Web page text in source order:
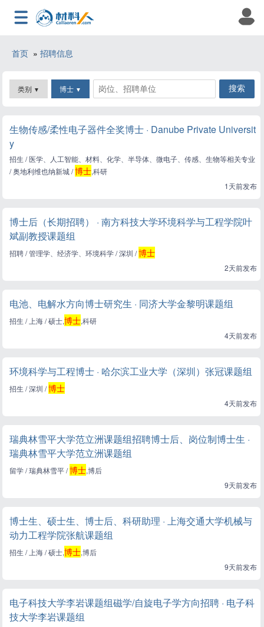
首页 » 招聘信息
类别 ▼ 博士 ▼
生物传感/柔性电子器件全奖博士 · Danube Private Universit
y
招生 / 医学、人工智能、材料、化学、半导体、微电子、传感、生物等相关专业
/ 奥地利维也纳新城 /博士,科研
1天前发布
博士后（长期招聘） · 南方科技大学环境科学与工程学院叶
斌副教授课题组
招聘 / 管理学、经济学、环境科学 / 深圳 /博士
2天前发布
电池、电解水方向博士研究生 · 同济大学金黎明课题组
招生 / 上海 / 硕士,博士,科研
4天前发布
环境科学与工程博士 · 哈尔滨工业大学（深圳）张冠课题组
招生 / 深圳 /博士
4天前发布
瑞典林雪平大学范立洲课题组招聘博士后、岗位制博士生 ·
瑞典林雪平大学范立洲课题组
留学 / 瑞典林雪平 /博士,博后
9天前发布
博士生、硕士生、博士后、科研助理 · 上海交通大学机械与
动力工程学院张航课题组
招生 / 上海 / 硕士,博士,博后
9天前发布
电子科技大学李岩课题组磁学/自旋电子学方向招聘 · 电子科
技大学李岩课题组